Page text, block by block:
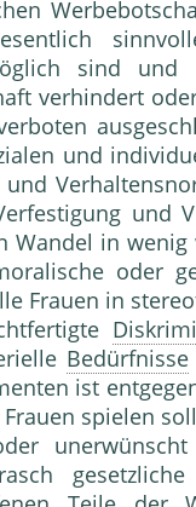
sind und
ver­hindert
und
und
Wandel in
oder
Frau­en in
Bedürfnisse
ist
spielen